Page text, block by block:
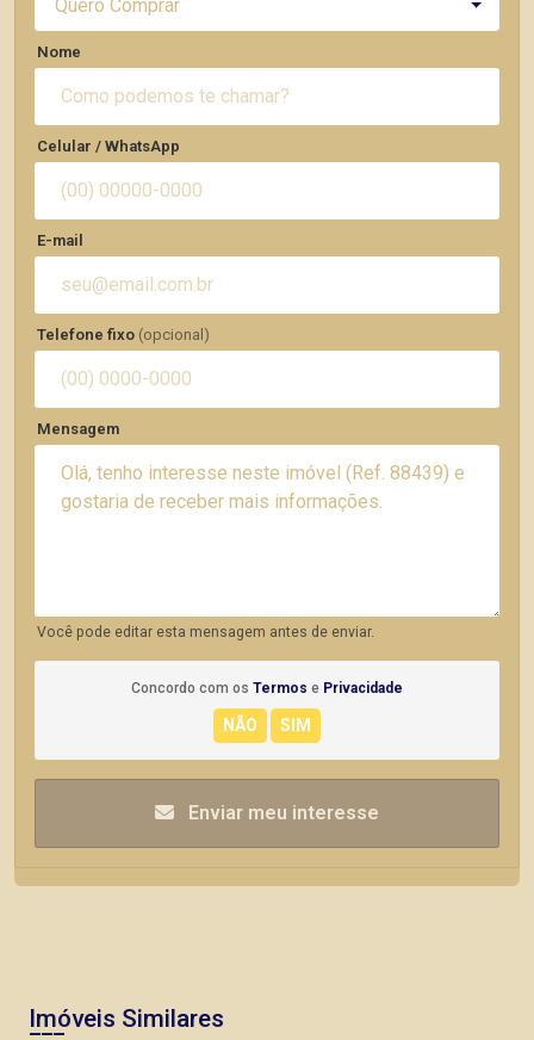
Quero Comprar
Nome
Celular / WhatsApp
E-mail
Telefone fixo (opcional)
Mensagem
Você pode editar esta mensagem antes de enviar.
Concordo com os Termos e Privacidade
Enviar meu interesse
Imóveis Similares